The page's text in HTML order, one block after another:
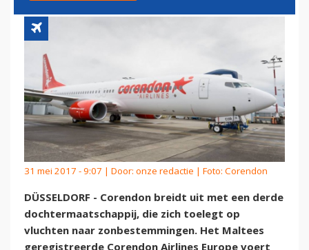
31 mei 2017 - 9:07 | Door: onze redactie | Foto: Corendon
DÜSSELDORF - Corendon breidt uit met een derde
dochtermaatschappij, die zich toelegt op
vluchten naar zonbestemmingen. Het Maltees
geregistreerde Corendon Airlines Europe voert